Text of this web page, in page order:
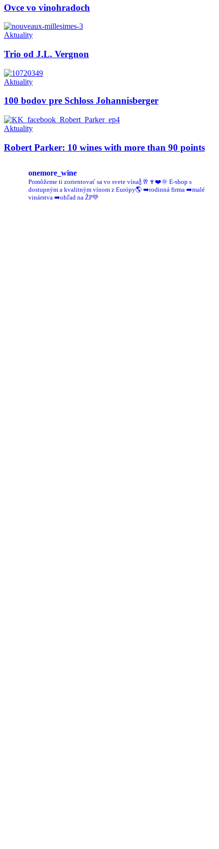
Ovce vo vinohradoch
Aktuality
Trio od J.L. Vergnon
Aktuality
100 bodov pre Schloss Johannisberger
Aktuality
Robert Parker: 10 wines with more than 90 points
onemore_wine
Pomôžeme ti zorientovať sa vo svete vína🍾🥂🍷❤️🌞 E-shop s
dostupným a kvalitným vínom z Európy🌎 ➡️rodinná firma ➡️malé
vinárstva ➡️ohľad na ŽP💚